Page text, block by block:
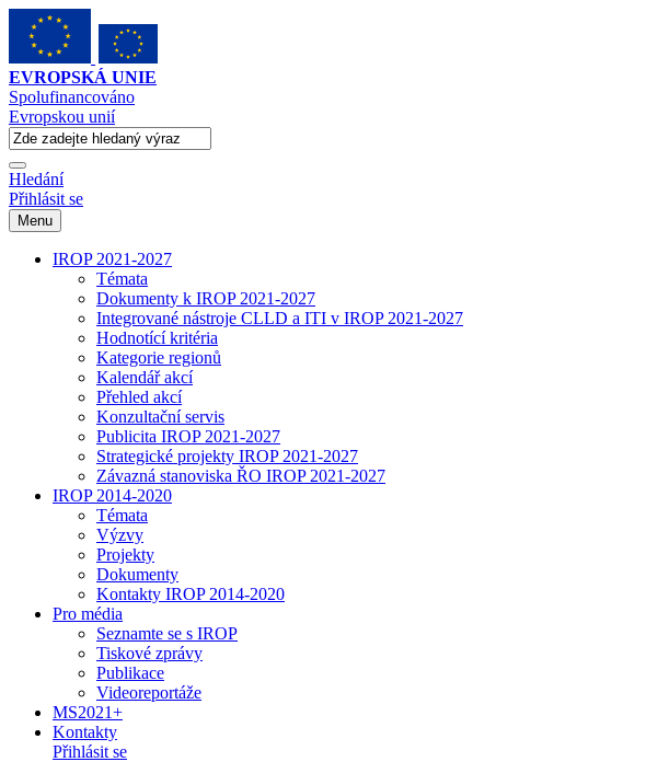
EVROPSKÁ UNIE
Spolufinancováno
Evropskou unií
Hledání
Přihlásit se
Menu
IROP 2021-2027
Témata
Dokumenty k IROP 2021-2027
Integrované nástroje CLLD a ITI v IROP 2021-2027
Hodnotící kritéria
Kategorie regionů
Kalendář akcí
Přehled akcí
Konzultační servis
Publicita IROP 2021-2027
Strategické projekty IROP 2021-2027
Závazná stanoviska ŘO IROP 2021-2027
IROP 2014-2020
Témata
Výzvy
Projekty
Dokumenty
Kontakty IROP 2014-2020
Pro média
Seznamte se s IROP
Tiskové zprávy
Publikace
Videoreportáže
MS2021+
Kontakty
Přihlásit se